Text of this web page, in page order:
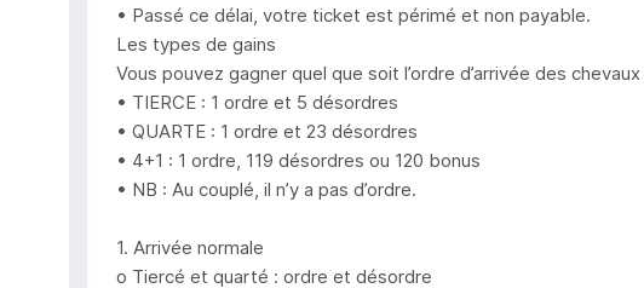
• Passé ce délai, votre ticket est périmé et non payable.
Les types de gains
Vous pouvez gagner quel que soit l’ordre d’arrivée des
• TIERCE : 1 ordre et 5 désordres
• QUARTE : 1 ordre et 23 désordres
• 4+1 : 1 ordre, 119 désordres ou 120 bonus
• NB : Au couplé, il n’y a pas d’ordre.
1. Arrivée normale
o Tiercé et quarté : ordre et désordre